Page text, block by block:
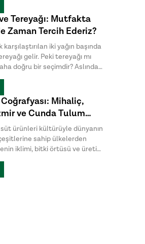
yıllardır üretilen bu özel
ve sade üretim yöntemiyle
arasında menengiç sabunu
olarak da bilinen bıttım
katkılardan uzak , hem cilt
tercih edilen geleneksel
yer alıyor.
Tereyağı: Mutfakta
Zaman Tercih Ederiz?
iki yağın başında
gelir. Peki tereyağı mı
doğru bir seçimdir? Aslında
cevabı yoktur. Hazırlanan
aroma ve pişirme
daha uygun olduğunu
Mihaliç,
ve Cunda Tulum
Farklar
ürünleri kültürüyle dünyanın
sahip ülkelerden
iklimi, bitki örtüsü ve üretim
kendine özgü bir karakter
peynirleri arasında öne çıkan
Tulum, İzmir Tulum ve